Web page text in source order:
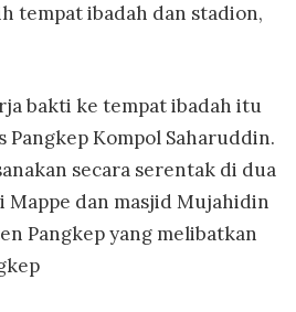
tempat ibadah dan stadion,
bakti ke tempat ibadah itu
Pangkep Kompol Saharuddin.
secara serentak di dua
Mappe dan masjid Mujahidin
Pangkep yang melibatkan